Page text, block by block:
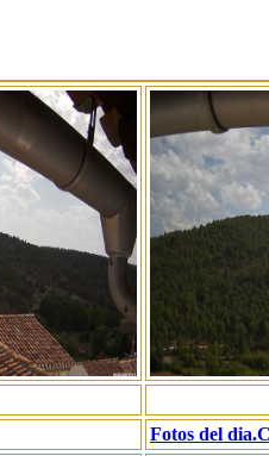
Fotos del